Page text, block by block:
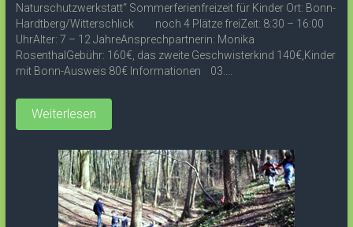
Naturschutzwerkstatt“ Sommerferienfreizeit für Kinder Ort: Bonn-
Hardtberg/Witterschlick noch 4 Plätze freiZeit: 8:30 – 16:00
UhrAlter: 7 – 12 JahreAnsprechpartnerin: Monika
RosenthalGebühr: 160€, das zweite Geschwisterkind 140€,Kinder
mit Bonn-Ausweis 80€ Informationen 03....
Weiterlesen